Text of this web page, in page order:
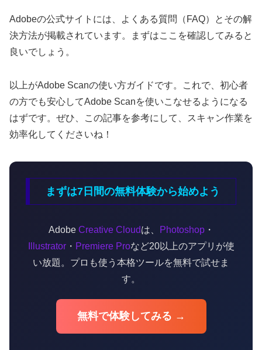
Adobeの公式サイトには、よくある質問（FAQ）とその解
決方法が掲載されています。まずはここを確認してみると
良いでしょう。
以上がAdobe Scanの使い方ガイドです。これで、初心者
の方でも安心してAdobe Scanを使いこなせるようになる
はずです。ぜひ、この記事を参考にして、スキャン作業を
効率化してくださいね！
まずは7日間の無料体験から始めよう
Adobe Creative Cloudは、 Photoshop・
Illustrator・ Premiere Proなど20以上のアプリが使
い放題。プロも使う本格ツールを無料で試せま
す。
無料で体験してみる →